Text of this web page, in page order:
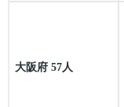
大阪府 57人